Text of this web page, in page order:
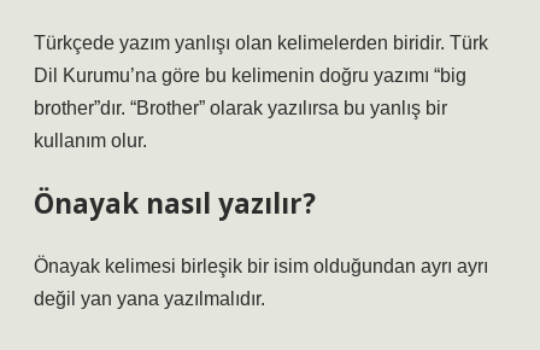
Türkçede yazım yanlışı olan kelimelerden biridir. Türk
Dil Kurumu’na göre bu kelimenin doğru yazımı “big
brother”dır. “Brother” olarak yazılırsa bu yanlış bir
kullanım olur.
Önayak nasıl yazılır?
Önayak kelimesi birleşik bir isim olduğundan ayrı ayrı
değil yan yana yazılmalıdır.